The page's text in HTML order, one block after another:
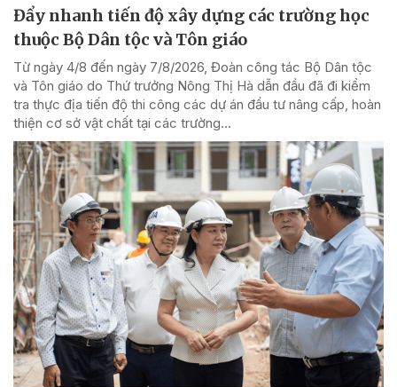
Đẩy nhanh tiến độ xây dựng các trường học
thuộc Bộ Dân tộc và Tôn giáo
Từ ngày 4/8 đến ngày 7/8/2026, Đoàn công tác Bộ Dân tộc
và Tôn giáo do Thứ trưởng Nông Thị Hà dẫn đầu đã đi kiểm
tra thực địa tiến độ thi công các dự án đầu tư nâng cấp, hoàn
thiện cơ sở vật chất tại các trường...